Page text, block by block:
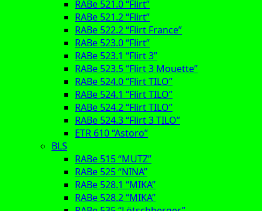
RABe 521.0 “Flirt”
RABe 521.2 “Flirt”
RABe 522.2 “Flirt France”
RABe 523.0 “Flirt”
RABe 523.1 “Flirt 3”
RABe 523.5 “Flirt 3 Mouette”
RABe 524.0 “Flirt TILO”
RABe 524.1 “Flirt TILO”
RABe 524.2 “Flirt TILO”
RABe 524.3 “Flirt 3 TILO”
ETR 610 “Astoro”
BLS
RABe 515 “MUTZ”
RABe 525 “NINA”
RABe 528.1 “MIKA”
RABe 528.2 “MIKA”